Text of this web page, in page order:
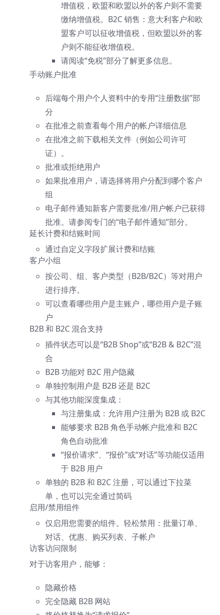
增值税，欧盟和欧盟以外的客户则不需要
缴纳增值税。B2C 销售：意大利客户和欧
盟客户可以征收增值税，但欧盟以外的客
户则不能征收增值税。
请阅读“免税”部分了解更多信息。
手动账户批准
后端每个用户个人资料中的专用“注册数据”部
分
在批准之前查看每个用户的帐户详细信息
在批准之前下载相关文件（例如公司许可
证）。
批准或拒绝用户
如果批准用户，请选择将用户分配到哪个客户
组
电子邮件通知新客户需要批准/用户帐户已获得
批准。请参阅专门的“电子邮件通知”部分。
延长计费和结账时间
通过自定义字段扩展计费和结账
客户小组
按公司、组、客户类型（B2B/B2C）等对用户
进行排序。
可以查看哪些用户是主账户，哪些用户是子账
户
B2B 和 B2C 混合支持
插件状态可以是“B2B Shop”或“B2B & B2C”混
合
B2B 功能对 B2C 用户隐藏
单独控制用户是 B2B 还是 B2C
与其他功能深度集成：
与注册集成：允许用户注册为 B2B 或 B2C
能够要求 B2B 角色手动帐户批准和 B2C
角色自动批准
“报价请求”、“报价”或“对话”等功能仅适用
于 B2B 用户
单独的 B2B 和 B2C 注册，可以通过下拉菜
单，也可以完全通过简码
启用/禁用组件
仅启用您需要的组件。轻松禁用：批量订单、
对话、优惠、购买列表、子帐户
访客访问限制
对于访客用户，能够：
隐藏价格
完全隐藏 B2B 网站